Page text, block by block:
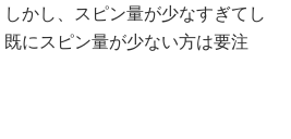
かし、スピン量が少なすぎてし
にスピン量が少ない方は要注